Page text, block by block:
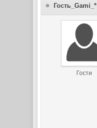
Гость_Gami_*
Гости